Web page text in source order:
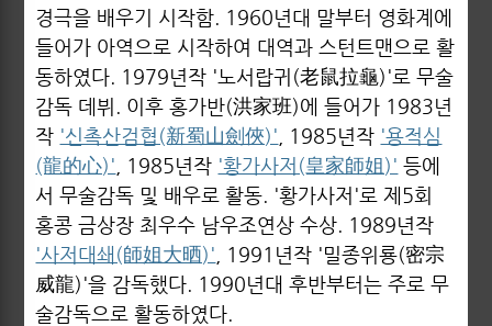
경극을 배우기 시작함. 1960년대 말부터 영화계에
들어가 아역으로 시작하여 대역과 스턴트맨으로 활
동하였다. 1979년작 '노서랍귀(老鼠拉龜)'로 무술
감독 데뷔. 이후 홍가반(洪家班)에 들어가 1983년
작 '신촉산검협(新蜀山劍俠)' , 1985년작 '용적심
(龍的心)' , 1985년작 '황가사저(皇家師姐)' 등에
서 무술감독 및 배우로 활동. '황가사저'로 제5회
홍콩 금상장 최우수 남우조연상 수상. 1989년작
'사저대쇄(師姐大晒)' , 1991년작 '밀종위룡(密宗
威龍)'을 감독했다. 1990년대 후반부터는 주로 무
술감독으로 활동하였다.